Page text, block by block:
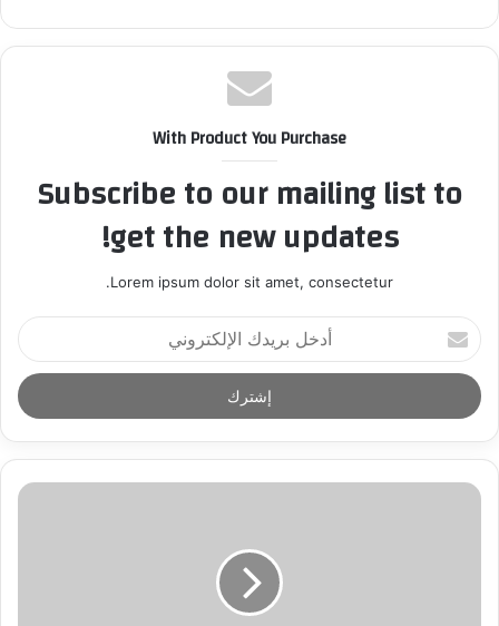
With Product You Purchase
Subscribe to our mailing list to
get the new updates!
Lorem ipsum dolor sit amet, consectetur.
أ
د
خ
ل
ر
د